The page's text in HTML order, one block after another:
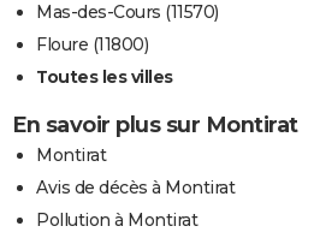
Mas-des-Cours (11570)
Floure (11800)
Toutes les villes
En savoir plus sur Montirat
Montirat
Avis de décès à Montirat
Pollution à Montirat